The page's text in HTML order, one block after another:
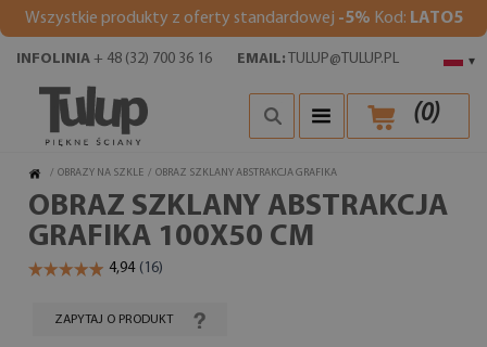
Wszystkie produkty z oferty standardowej -5% Kod: LATO5
▾
INFOLINIA + 48 (32) 700 36 16 EMAIL: TULUP@TULUP.PL
(0)
/ OBRAZY NA SZKLE / OBRAZ SZKLANY ABSTRAKCJA GRAFIKA
OBRAZ SZKLANY ABSTRAKCJA
GRAFIKA 100X50 CM
ZAPYTAJ O PRODUKT